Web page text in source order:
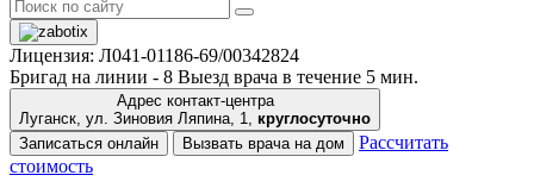
Лицензия: Л041-01186-69/00342824
Бригад на линии - 8 Выезд врача в течение 5 мин.
Адрес контакт-центра
Луганск, ул. Зиновия Ляпина, 1, круглосуточно
Записаться онлайн
Вызвать врача на дом
Рассчитать
стоимость